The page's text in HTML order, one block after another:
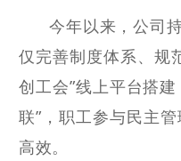
今年以来，公司
仅完善制度体系、规
创工会”线上平台搭建
联”，职工参与民主
高效。